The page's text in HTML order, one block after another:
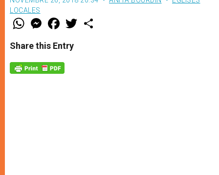
LOCALES
W
t
s
p
p
M
e
s
e
g
e
F
a
e
b
o
k
w
Share this Entry